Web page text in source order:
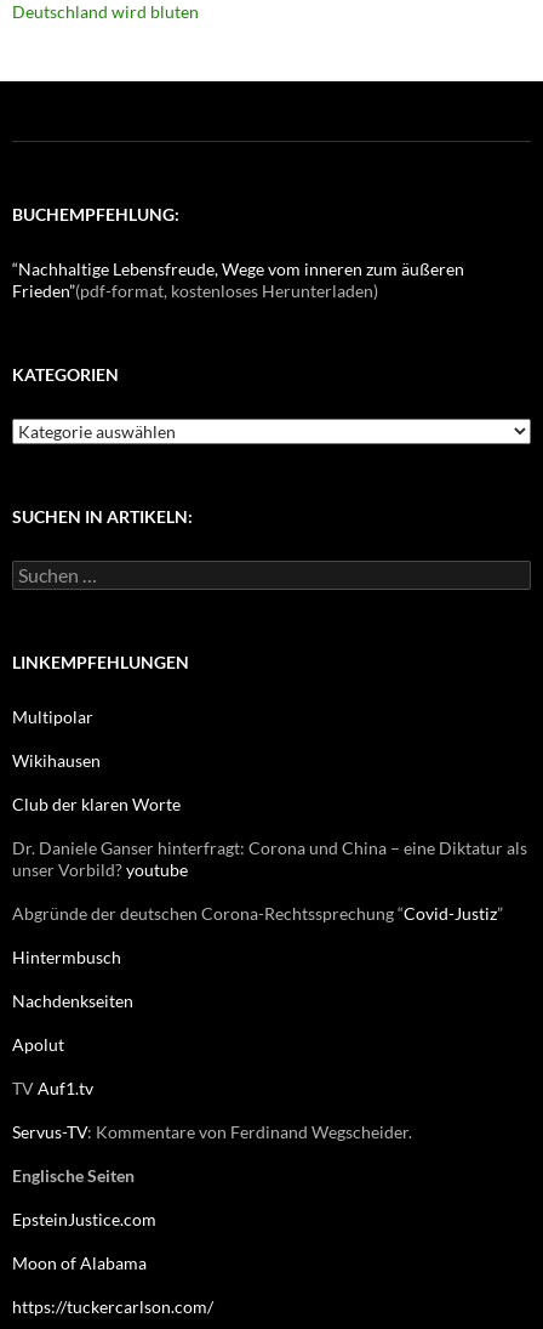
Deutschland wird bluten
BUCHEMPFEHLUNG:
“Nachhaltige Lebensfreude, Wege vom inneren zum äußeren
Frieden”(pdf-format, kostenloses Herunterladen)
KATEGORIEN
K
g
r
SUCHEN IN ARTIKELN:
S
u
e
a
h
LINKEMPFEHLUNGEN
Multipolar
Wikihausen
Club der klaren Worte
Dr. Daniele Ganser hinterfragt: Corona und China – eine Diktatur als
unser Vorbild?youtube
Abgründe der deutschen Corona-Rechtssprechung “Covid-Justiz”
Hintermbusch
Nachdenkseiten
Apolut
TVAuf1.tv
Servus-TV: Kommentare von Ferdinand Wegscheider.
Englische Seiten
EpsteinJustice.com
Moon of Alabama
https://tuckercarlson.com/